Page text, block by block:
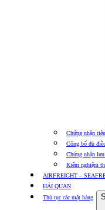
Chứng nhận
Công bố đủ
Chứng nhận
Kiểm nghiệm
AIRFREIGHT –
HẢI QUAN
Thủ tục các mặt hàng